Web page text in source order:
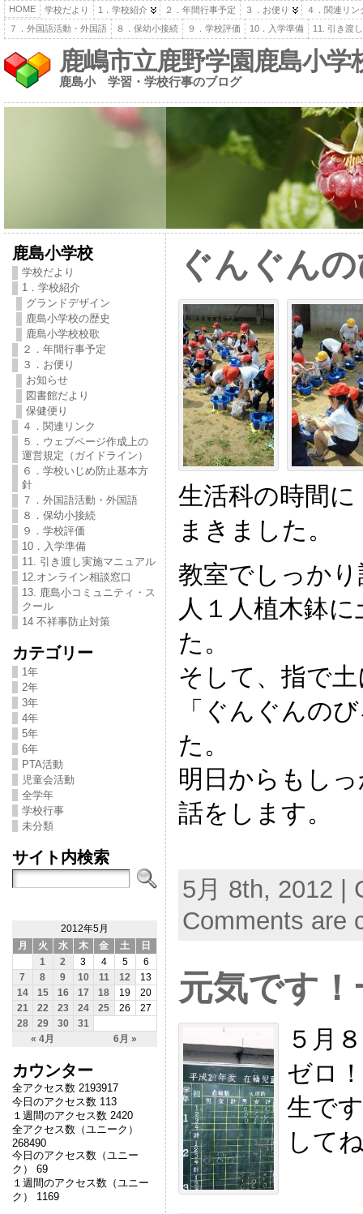
HOME 学校だより 1．学校紹介 ２．年間行事予定 ３．お便り
４．関連リン
７．外国語活動・外国語
８．保幼小接続 ９．学校評価 10．入学準備 11. 引き渡
鹿嶋市立鹿野学園鹿島小学
鹿島小 学習・学校行事のブログ
鹿島小学校
学校だより
1．学校紹介
グランドデザイン
鹿島小学校の歴史
鹿島小学校校歌
２．年間行事予定
３．お便り
お知らせ
図書館だより
保健便り
４．関連リンク
５．ウェブページ作成上の
運営規定（ガイドライン）
６．学校いじめ防止基本方
針
７．外国語活動・外国語
８．保幼小接続
９．学校評価
10．入学準備
11. 引き渡し実施マニュアル
12.オンライン相談窓口
13. 鹿島小コミュニティ・ス
クール
14 不祥事防止対策
カテゴリー
1年
2年
3年
4年
5年
6年
PTA活動
児童会活動
全学年
学校行事
未分類
サイト内検索
2012年5月
月
火 水 木 金 土 日
« 4月 6月 »
1 2 3 4 5
6
7
8 9 10 11 12
13
14
15 16 17 18 19
20
21
22 23 24 25 26
27
28
29 30 31
カウンター
全アクセス数 2193917
今日のアクセス数 113
１週間のアクセス数 2420
全アクセス数（ユニーク）
268490
今日のアクセス数（ユニー
ク） 69
１週間のアクセス数（ユニー
ク） 1169
ぐんぐん
生活科の時間
まきました。
教室でしっか
人１人植木鉢
た。
そして、指で
「ぐんぐんの
た。
明日からもし
話をします。
5月 8th, 2012 |
Comments are
元気です
５月
ゼロ
生で
して